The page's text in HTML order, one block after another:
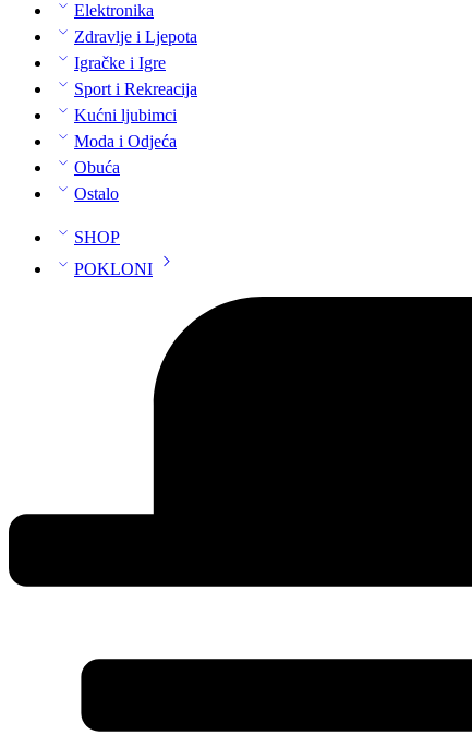
Elektronika
Zdravlje i Ljepota
Igračke i Igre
Sport i Rekreacija
Kućni ljubimci
Moda i Odjeća
Obuća
Ostalo
SHOP
POKLONI